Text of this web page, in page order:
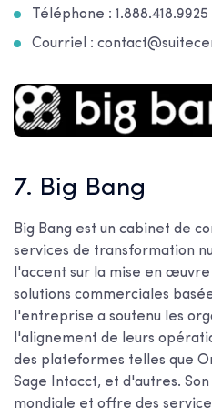
Téléphone : 1.888.418.9925
Courriel :
7. Big Bang
Big Bang est un cabinet de
services de transformation
l'accent sur la mise en
solutions commerciales
l'entreprise a soutenu les
l'alignement de leurs
des plateformes telles que
Sage Intacct, et d'autres.
mondiale et offre des